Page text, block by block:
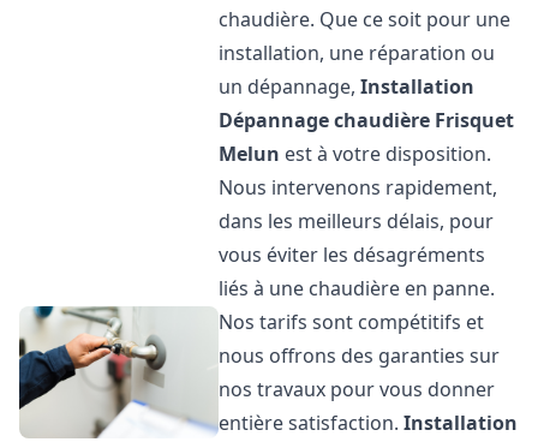
chaudière. Que ce soit pour une
installation, une réparation ou
un dépannage,Installation
Dépannage chaudière Frisquet
Melun est à votre disposition.
Nous intervenons rapidement,
dans les meilleurs délais, pour
vous éviter les désagréments
liés à une chaudière en panne.
Nos tarifs sont compétitifs et
nous offrons des garanties sur
nos travaux pour vous donner
entière satisfaction.Installation